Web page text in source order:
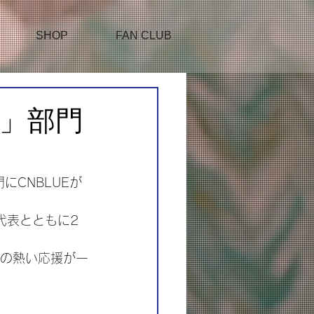
SHOP FAN CLUB
部門
CNBLUEが
表とともに2
熱い応援が一